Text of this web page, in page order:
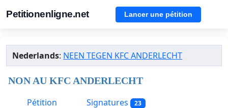
Petitionenligne.net Lancer une pétition
Nederlands: NEEN TEGEN KFC ANDERLECHT
NON AU KFC ANDERLECHT
Pétition
Signatures 23